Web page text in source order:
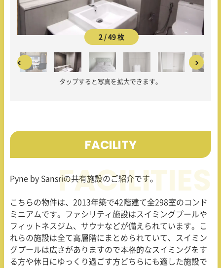
2 / 49 枚
タップすると写真を拡大できます。
FACILITY
Pyne by Sansriの共有施設のご紹介です。
こちらの物件は、 2013年築で42 階建て全298室のコンド
ミニアムです。ファシリティ施設はスイミングプールや
フィットネスジム、サウナなどが備えられています。こ
れらの施設は全て高層階にまとめられていて、スイミン
グプールは広さがありますので本格的なスイミングをす
る方や休日にゆっくり過ごす方どちらにも適した施設で